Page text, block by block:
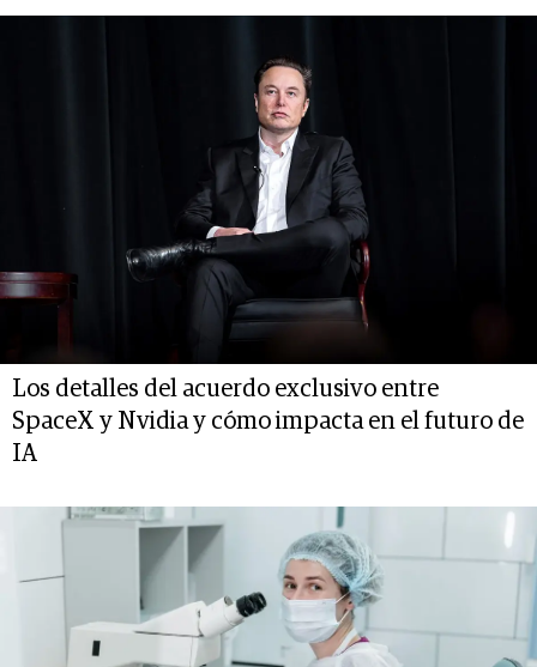
Los detalles del acuerdo exclusivo entre
SpaceX y Nvidia y cómo impacta en el futuro de
IA